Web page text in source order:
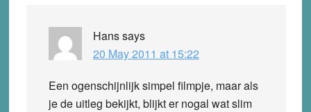
Hanssays
20 May 2011 at 15:22
Een ogenschijnlijk simpel filmpje, maar als
je de uitleg bekijkt, blijkt er nogal wat slim